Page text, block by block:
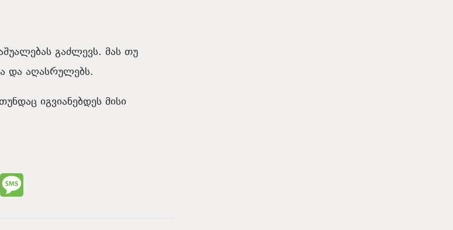
გაძლევს. მას თუ
და აღასრულებს.
იგვიანებდეს მისი